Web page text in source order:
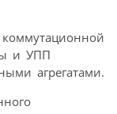
и УПП
агрегатами.